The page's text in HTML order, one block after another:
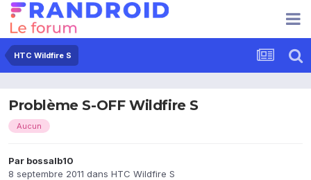
HTC Wildfire S
Problème S-OFF Wildfire S
Aucun
Par bossalb10
8 septembre 2011 dans HTC Wildfire S